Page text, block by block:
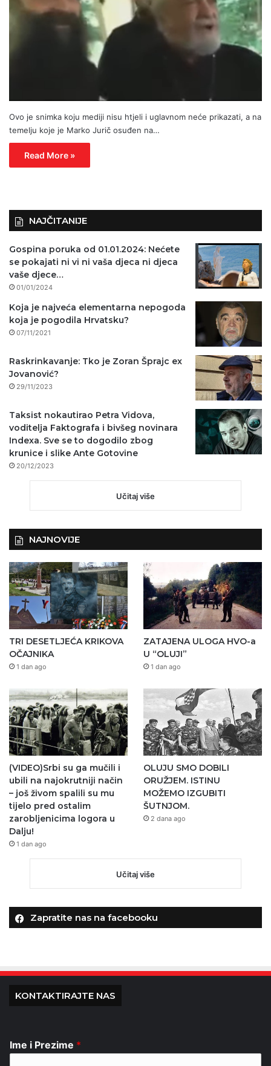
Ovo je snimka koju mediji nisu htjeli i uglavnom neće prikazati, a na
temelju koje je Marko Jurič osuđen na…
Read More »
NAJČITANIJE
Gospina poruka od 01.01.2024: Nećete
se pokajati ni vi ni vaša djeca ni djeca
vaše djece…
01/01/2024
Koja je najveća elementarna nepogoda
koja je pogodila Hrvatsku?
07/11/2021
Raskrinkavanje: Tko je Zoran Šprajc ex
Jovanović?
29/11/2023
Taksist nokautirao Petra Vidova,
voditelja Faktografa i bivšeg novinara
Indexa. Sve se to dogodilo zbog
krunice i slike Ante Gotovine
20/12/2023
Učitaj više
NAJNOVIJE
TRI DESETLJEĆA KRIKOVA
OČAJNIKA
1 dan ago
ZATAJENA ULOGA HVO-a
U “OLUJI”
1 dan ago
(VIDEO)Srbi su ga mučili i
ubili na najokrutniji način
– još živom spalili su mu
tijelo pred ostalim
zarobljenicima logora u
Dalju!
1 dan ago
OLUJU SMO DOBILI
ORUŽJEM. ISTINU
MOŽEMO IZGUBITI
ŠUTNJOM.
2 dana ago
Učitaj više
Zapratite nas na facebooku
KONTAKTIRAJTE NAS
Ime i Prezime *